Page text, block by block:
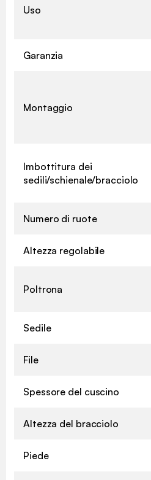
Uso
Garanzia
Montaggio
Imbottitura dei
sedili/schienale/bracciolo
Numero di ruote
Altezza regolabile
Poltrona
Sedile
File
Spessore del cuscino
Altezza del bracciolo
Piede